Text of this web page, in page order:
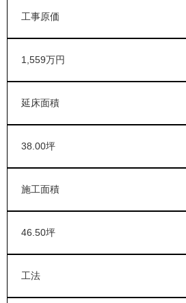
工事原価
1,559万円
延床面積
38.00坪
施工面積
46.50坪
工法